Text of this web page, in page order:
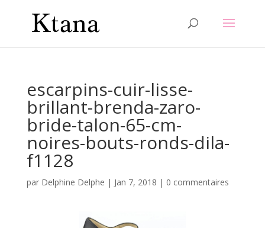
escarpins-cuir-lisse-
brillant-brenda-zaro-
bride-talon-65-cm-
noires-bouts-ronds-dila-
f1128
par Delphine Delphe | Jan 7, 2018 | 0 commentaires